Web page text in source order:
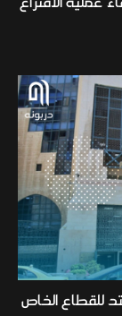
للقطاع الخاص